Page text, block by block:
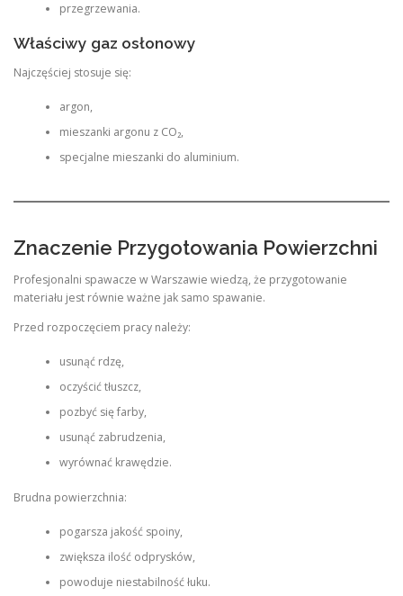
przegrzewania.
Właściwy gaz osłonowy
Najczęściej stosuje się:
argon,
mieszanki argonu z CO₂,
specjalne mieszanki do aluminium.
Znaczenie Przygotowania Powierzchni
Profesjonalni spawacze w Warszawie wiedzą, że przygotowanie
materiału jest równie ważne jak samo spawanie.
Przed rozpoczęciem pracy należy:
usunąć rdzę,
oczyścić tłuszcz,
pozbyć się farby,
usunąć zabrudzenia,
wyrównać krawędzie.
Brudna powierzchnia:
pogarsza jakość spoiny,
zwiększa ilość odprysków,
powoduje niestabilność łuku.